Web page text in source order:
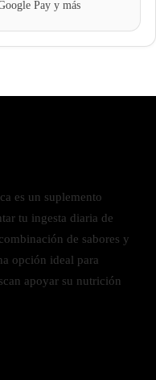
es un suplemento
tu ingesta diaria de
de sabores y
opción ideal para
apoyar su nutrición